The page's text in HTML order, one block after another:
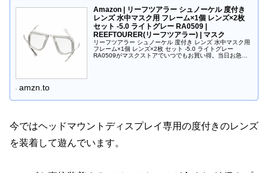
Amazon | リーフツアラー シュノーケル 度付き
レンズ 水中マスク用 フレーム×1個 レンズ×2枚
セット -5.0 ライトグレー RA0509 |
REEFTOURER(リーフツアラー) | マスク
リーフツアラー シュノーケル 度付き レンズ 水中マスク用
フレーム×1個 レンズ×2枚 セット -5.0 ライトグレー
RA0509がマスクストアでいつでもお買い得。当日お急ぎ
amzn.to
今ではヘッドマウントディスプレイ専用の度付きのレンズ
を装着して遊んでいます。